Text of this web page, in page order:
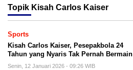
Topik Kisah Carlos Kaiser
Sports
Kisah Carlos Kaiser, Pesepakbola 24
Tahun yang Nyaris Tak Pernah Bermain
Senin, 12 Januari 2026 - 09:26 WIB